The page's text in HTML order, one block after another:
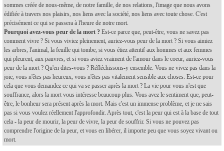
sommes créée de nous-même, de notre famille, de nos relations, l'image que nous avons
édifiée à travers nos plaisirs, nos liens avec la société, nos liens avec toute chose. C'est
précisément ce qui se passera à l'heure de notre mort.
Pourquoi avez-vous peur de la mort ? Est-ce parce que, peut-être, vous ne savez pas
comment vivre ? Si vous viviez pleinement, auriez-vous peur de la mort ? Si vous aimiez
les arbres, l'animal, la feuille qui tombe, si vous étiez attentif aux hommes et aux femmes
qui pleurent, aux pauvres, et si vous aviez vraiment de l'amour dans le coeur, auriez-vous
peur de la mort ? Qu'en dites-vous ? Réfléchissons-y ensemble. Vous ne vivez pas dans la
joie, vous n'êtes pas heureux, vous n'êtes pas vitalement sensible aux choses. Est-ce pour
cela que vous demandez ce qui va se passer après la mort ? La vie pour vous n'est que
souffrance, alors la mort vous intéresse beaucoup plus. Vous avez le sentiment que, peut-
être, le bonheur sera présent après la mort. Mais c'est un immense problème, et je ne sais
pas si vous voulez réellement l'approfondir. Après tout, c'est la peur qui est à la base de tout
cela - la peur de mourir, la peur de vivre, la peur de souffrir. Si vous ne pouvez pas
comprendre l'origine de la peur, et vous en libérer, il importe peu que vous soyez vivant ou
mort.